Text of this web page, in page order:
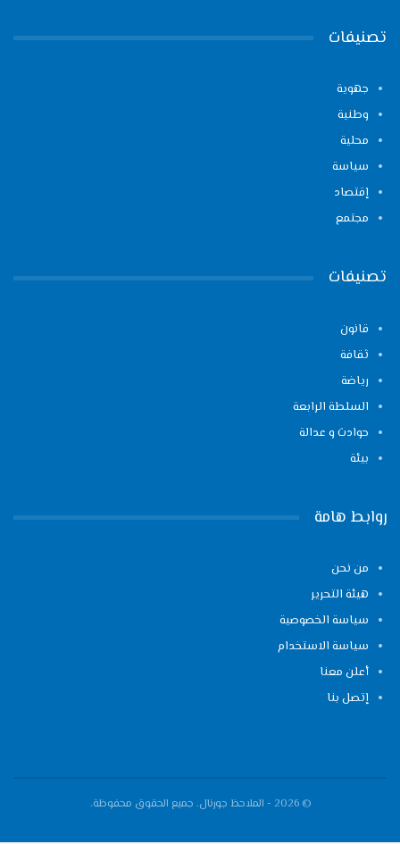
تصنيفات
جهوية
وطنية
محلية
سياسة
إقتصاد
مجتمع
تصنيفات
قانون
ثقافة
رياضة
السلطة الرابعة
حوادث و عدالة
بيئة
روابط هامة
من نحن
هيئة التحرير
سياسة الخصوصية
سياسة الاستخدام
أعلن معنا
إتصل بنا
© 2026 - الملاحظ جورنال. جميع الحقوق محفوظة.